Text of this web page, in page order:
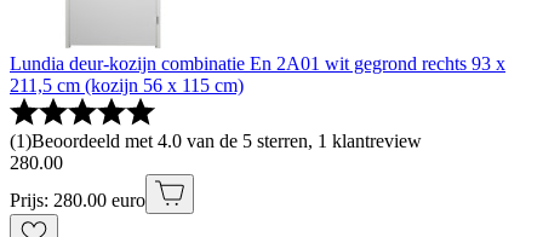
Lundia deur-kozijn combinatie En 2A01 wit gegrond rechts 93 x
211,5 cm (kozijn 56 x 115 cm)
(1)Beoordeeld met 4.0 van de 5 sterren, 1 klantreview
280.00
Prijs: 280.00 euro